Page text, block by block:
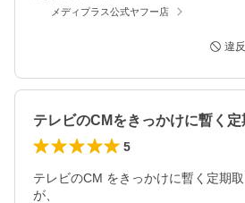
メディプラス公式ヤフー店
違
5
テレビのCM をきっかけに暫く定期
が、